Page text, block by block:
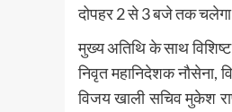
दोपहर 2 से 3 बजे तक
मुख्य अतिथि के साथ
निवृत महानिदेशक नौसेना,
विजय खाली सचिव मुकेश